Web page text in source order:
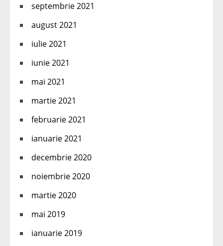
septembrie 2021
august 2021
iulie 2021
iunie 2021
mai 2021
martie 2021
februarie 2021
ianuarie 2021
decembrie 2020
noiembrie 2020
martie 2020
mai 2019
ianuarie 2019